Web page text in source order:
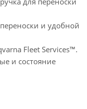
и удобной
Fleet Services™.
и состояние